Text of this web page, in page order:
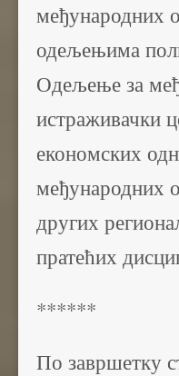
међународних
одељењима
Одељење за
истраживачки
економских
међународних
других
пратећих
******
По завршетку